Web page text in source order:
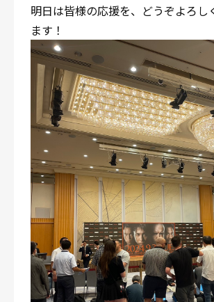
明日は皆様の応援を、どうぞよろし
ます！